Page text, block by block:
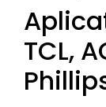
TCL,